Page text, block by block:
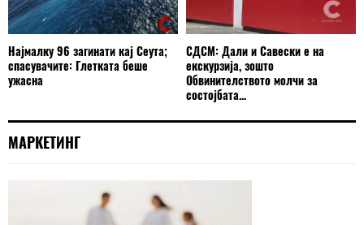
Најмалку 96 загинати кај Сеута;
спасувачите: Глетката беше
ужасна
СДСМ: Дали и Савески е на
екскурзија, зошто
Обвинителството молчи за
состојбата...
МАРКЕТИНГ